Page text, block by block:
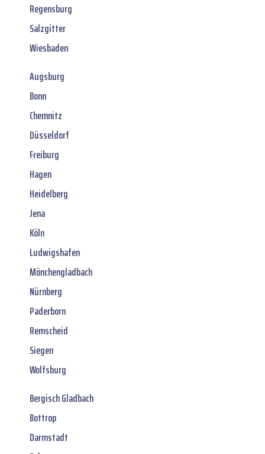
Regensburg
Salzgitter
Wiesbaden
Augsburg
Bonn
Chemnitz
Düsseldorf
Freiburg
Hagen
Heidelberg
Jena
Köln
Ludwigshafen
Mönchengladbach
Nürnberg
Paderborn
Remscheid
Siegen
Wolfsburg
Bergisch Gladbach
Bottrop
Darmstadt